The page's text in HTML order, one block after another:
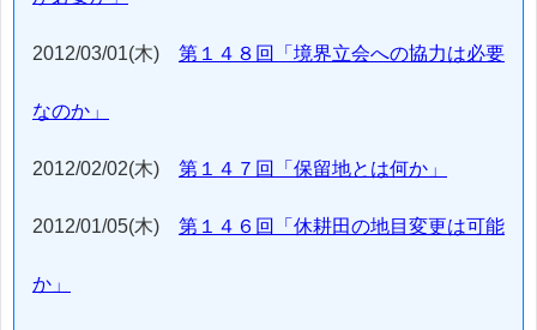
2012/03/01(木) 第１４８回「境界立会への協力は必要
なのか」
2012/02/02(木) 第１４７回「保留地とは何か」
2012/01/05(木) 第１４６回「休耕田の地目変更は可能
か」